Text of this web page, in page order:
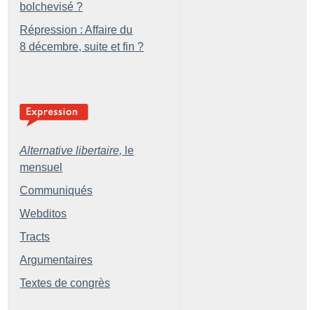
bolchevisé ?
Répression : Affaire du
8 décembre, suite et fin ?
Alternative libertaire, le
mensuel
Communiqués
Webditos
Tracts
Argumentaires
Textes de congrès